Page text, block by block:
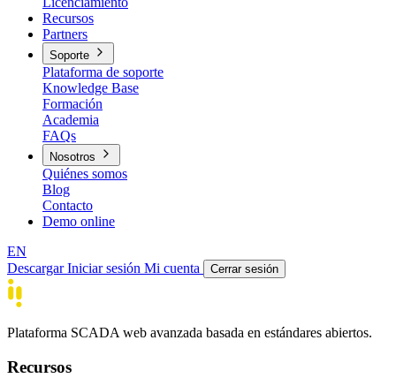
Recursos
Partners
Soporte
Plataforma de soporte
Knowledge Base
Formación
Academia
FAQs
Nosotros
Quiénes somos
Blog
Contacto
Demo online
EN
DescargarIniciar sesión Mi cuenta Cerrar sesión
Plataforma SCADA web avanzada basada en estándares abiertos.
Recursos